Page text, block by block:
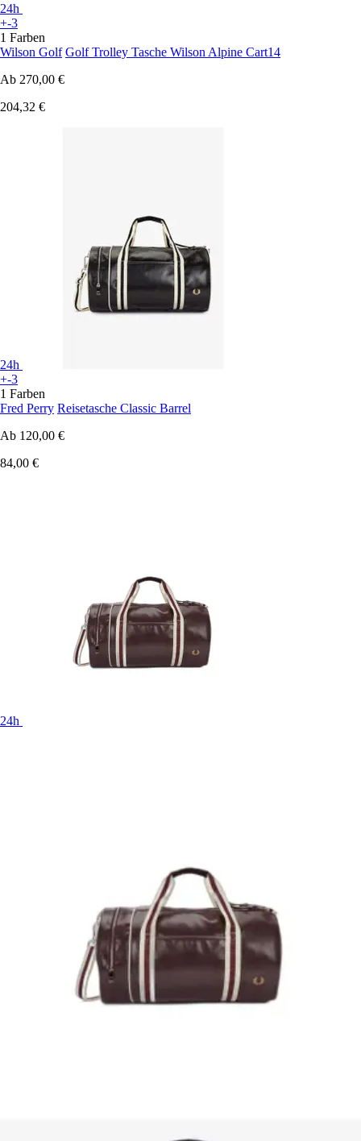
24h
+-3
1 Farben
Wilson Golf Golf Trolley Tasche Wilson Alpine Cart14
Ab 270,00 €
204,32 €
24h
+-3
1 Farben
Fred Perry Reisetasche Classic Barrel
Ab 120,00 €
84,00 €
24h